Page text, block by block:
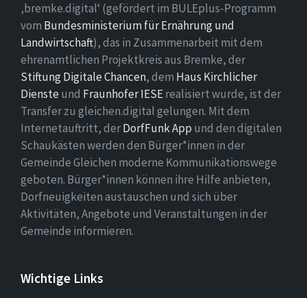
‚bremke.digital‘ (gefördert im BULEplus-Programm
vom Bundesministerium für Ernährung und
Landwirtschaft), das in Zusammenarbeit mit dem
ehrenamtlichen Projektkreis aus Bremke, der
Stiftung Digitale Chancen, dem Haus Kirchlicher
Dienste und Fraunhofer IESErealisiert wurde, ist der
Transfer zu gleichen.digital gelungen. Mit dem
Internetauftritt, derDorfFunk App und den digitalen
Schaukästen werden den Bürger*innen in der
Gemeinde Gleichen moderne Kommunikationswege
geboten. Bürger*innen können ihre Hilfe anbieten,
Dorfneuigkeiten austauschen und sich über
Aktivitäten, Angebote und Veranstaltungen in der
Gemeinde informieren.
Wichtige Links